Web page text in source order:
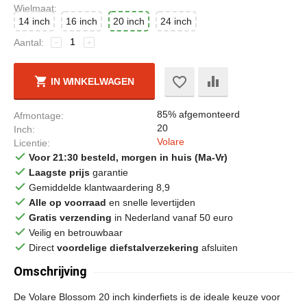
Wielmaat:
14 inch
16 inch 20 inch
24 inch
Aantal:
+
−
IN WINKELWAGEN
Afmontage
85% afgemonteerd
Inch
20
Licentie
Volare
done Voor 21:30 besteld, morgen in huis (Ma-Vr)
done Laagste prijs garantie
done Gemiddelde klantwaardering 8,9
done Alle op voorraad en snelle levertijden
done Gratis verzending in Nederland vanaf 50 euro
done Veilig en betrouwbaar
done Direct voordelige diefstalverzekering afsluiten
Omschrijving
De Volare Blossom 20 inch kinderfiets is de ideale keuze voor